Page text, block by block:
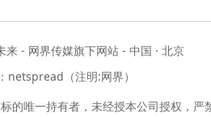
来 - 网界传媒旗下网站 - 中国 · 北京
netspread（注明:网界）
的唯一持有者，未经授本公司授权，严